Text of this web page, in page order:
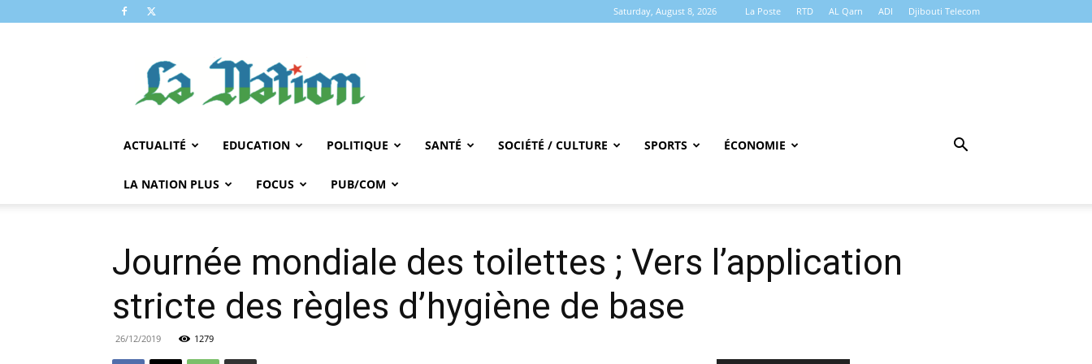
Saturday, August 8, 2026 La Poste RTD AL Qarn ADI Djibouti Telecom
NATION
ACTUALITÉ EDUCATION POLITIQUE SANTÉ SOCIÉTÉ / CULTURE SPORTS ÉCONOMIE
LA NATION PLUS FOCUS PUB/COM
Journée mondiale des toilettes ; Vers l’application
stricte des règles d’hygiène de base
26/12/2019 1279